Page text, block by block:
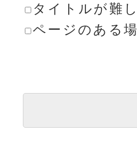
タイトルが難
ページのある